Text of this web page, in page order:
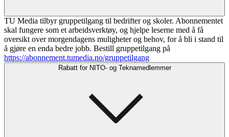
TU Media tilbyr gruppetilgang til bedrifter og skoler. Abonnementet
skal fungere som et arbeidsverktøy, og hjelpe leserne med å få
oversikt over morgendagens muligheter og behov, for å bli i stand til
å gjøre en enda bedre jobb. Bestill gruppetilgang på
https://abonnement.tumedia.no/gruppetilgang
Rabatt for NITO- og Teknamedlemmer